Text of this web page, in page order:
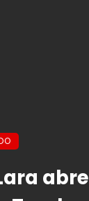
abre